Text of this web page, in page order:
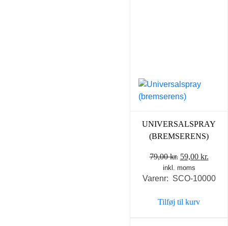
UNIVERSALSPRAY
(BREMSERENS)
79,00kr. Den
oprindelige
pris
79,00 kr..
59,00 kr.
pris
inkl. moms
Varenr: SCO-10000
Tilføj til kurv